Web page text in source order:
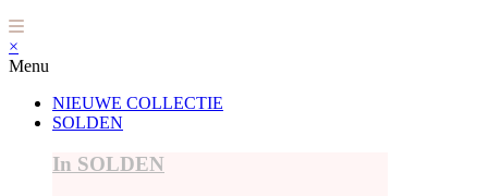
×
Menu
NIEUWE COLLECTIE
SOLDEN
In SOLDEN